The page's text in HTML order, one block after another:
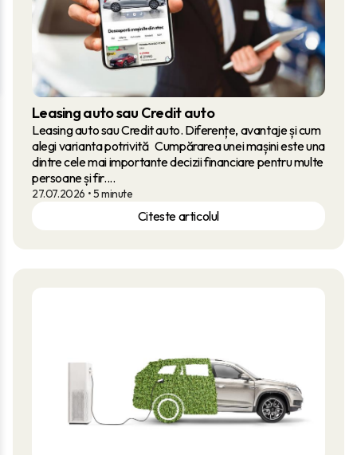
Leasing auto sau Credit auto
Leasing auto sau Credit auto. Diferențe, avantaje și cum
alegi varianta potrivită Cumpărarea unei mașini este una
dintre cele mai importante decizii financiare pentru multe
persoane și fir....
27.07.2026 • 5 minute
Citeste articolul